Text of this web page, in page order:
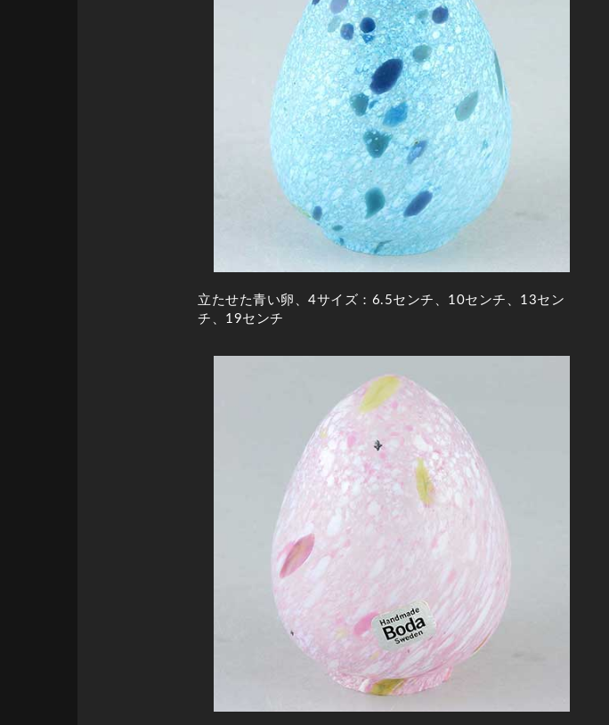
立たせた青い卵、4サイズ：6.5センチ、10センチ、13セン
チ、19センチ